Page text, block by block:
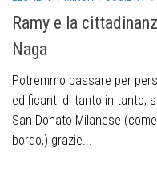
Ramy e la
Naga
Potremmo passare per
edificanti di tanto in tanto,
San Donato Milanese
bordo,) grazie...